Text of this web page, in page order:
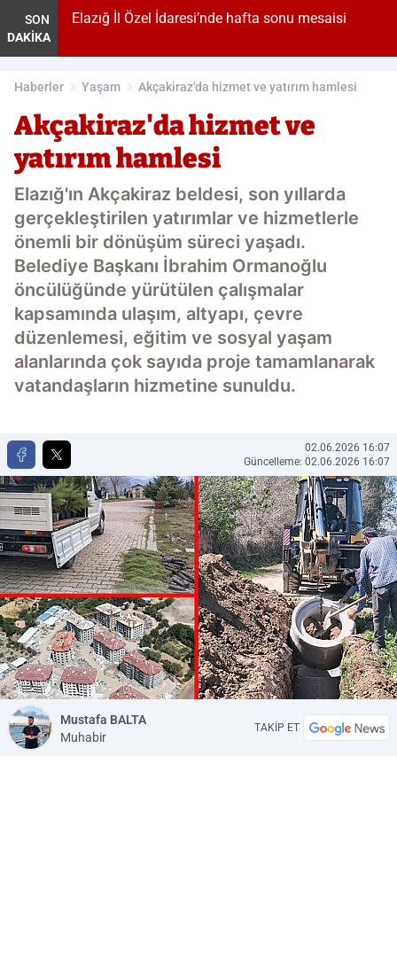
SON
DAKİKA
Elazığ İl Özel İdaresi’nde hafta sonu mesaisi
Haberler Yaşam Akçakiraz'da hizmet ve yatırım hamlesi
Akçakiraz'da hizmet ve
yatırım hamlesi
Elazığ'ın Akçakiraz beldesi, son yıllarda
gerçekleştirilen yatırımlar ve hizmetlerle
önemli bir dönüşüm süreci yaşadı.
Belediye Başkanı İbrahim Ormanoğlu
öncülüğünde yürütülen çalışmalar
kapsamında ulaşım, altyapı, çevre
düzenlemesi, eğitim ve sosyal yaşam
alanlarında çok sayıda proje tamamlanarak
vatandaşların hizmetine sunuldu.
02.06.2026 16:07
Güncelleme: 02.06.2026 16:07
Mustafa BALTA
Muhabir
TAKİP ET